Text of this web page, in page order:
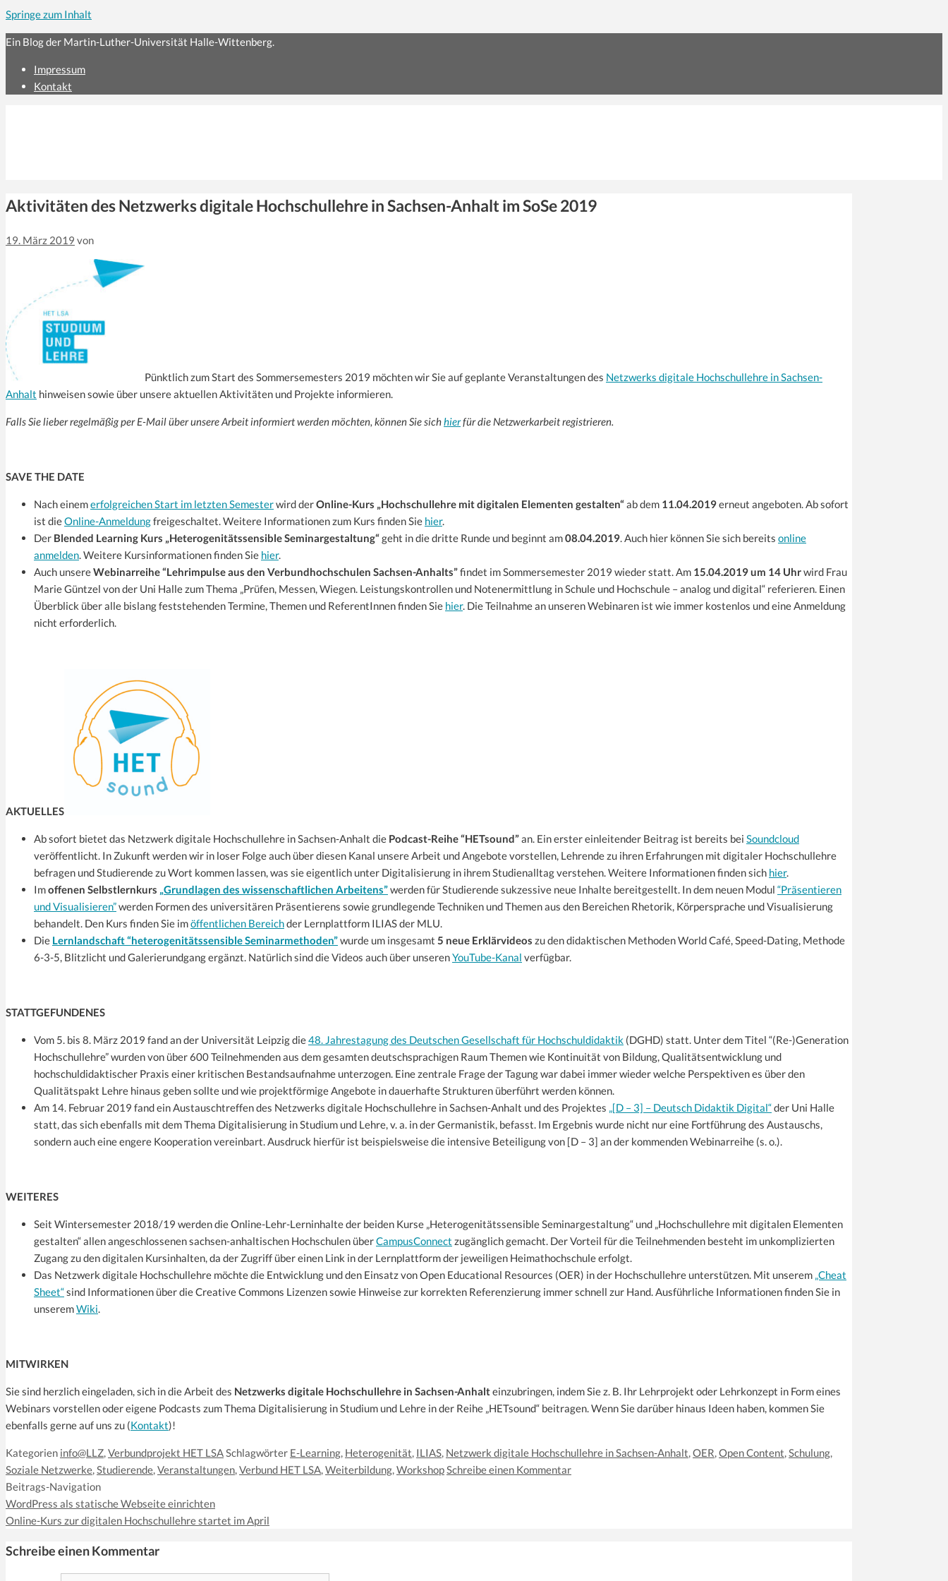
Springe zum Inhalt
Ein Blog der Martin-Luther-Universität Halle-Wittenberg.
Impressum
Kontakt
Aktivitäten des Netzwerks digitale Hochschullehre in Sachsen-Anhalt im SoSe 2019
19. März 2019 von
Pünktlich zum Start des Sommersemesters 2019 möchten wir Sie auf geplante Veranstaltungen des Netzwerks digitale Hochschullehre in Sachsen-
Anhalt hinweisen sowie über unsere aktuellen Aktivitäten und Projekte informieren.
Falls Sie lieber regelmäßig per E-Mail über unsere Arbeit informiert werden möchten, können Sie sichhierfür die Netzwerkarbeit registrieren.
SAVE THE DATE
Nach einemerfolgreichen Start im letzten Semesterwird derOnline-Kurs „Hochschullehre mit digitalen Elementen gestalten“ab dem 11.04.2019erneut angeboten. Ab sofort
ist dieOnline-Anmeldungfreigeschaltet. Weitere Informationen zum Kurs finden Sie hier.
Der Blended Learning Kurs „Heterogenitätssensible Seminargestaltung“geht in die dritte Runde und beginnt am08.04.2019. Auch hier können Sie sich bereits online
anmelden. Weitere Kursinformationen finden Sie hier.
Auch unsereWebinarreihe “Lehrimpulse aus den Verbundhochschulen Sachsen-Anhalts”findet im Sommersemester 2019 wieder statt. Am 15.04.2019 um 14 Uhrwird Frau
Marie Güntzel von der Uni Halle zum Thema „Prüfen, Messen, Wiegen. Leistungskontrollen und Notenermittlung in Schule und Hochschule – analog und digital“ referieren. Einen
Überblick über alle bislang feststehenden Termine, Themen und ReferentInnen finden Sie hier. Die Teilnahme an unseren Webinaren ist wie immer kostenlos und eine Anmeldung
nicht erforderlich.
AKTUELLES
Ab sofort bietet das Netzwerk digitale Hochschullehre in Sachsen-Anhalt die Podcast-Reihe “HETsound”an. Ein erster einleitender Beitrag ist bereits bei Soundcloud
veröffentlicht. In Zukunft werden wir in loser Folge auch über diesen Kanal unsere Arbeit und Angebote vorstellen, Lehrende zu ihren Erfahrungen mit digitaler Hochschullehre
befragen und Studierende zu Wort kommen lassen, was sie eigentlich unter Digitalisierung in ihrem Studienalltag verstehen. Weitere Informationen finden sich hier.
Imoffenen Selbstlernkurs „Grundlagen des wissenschaftlichen Arbeitens”werden für Studierende sukzessive neue Inhalte bereitgestellt. In dem neuen Modul “Präsentieren
und Visualisieren”werden Formen des universitären Präsentierens sowie grundlegende Techniken und Themen aus den Bereichen Rhetorik, Körpersprache und Visualisierung
behandelt. Den Kurs finden Sie imöffentlichen Bereichder Lernplattform ILIAS der MLU.
Die Lernlandschaft “heterogenitätssensible Seminarmethoden”wurde um insgesamt 5 neue Erklärvideos zu den didaktischen Methoden World Café, Speed-Dating, Methode
6-3-5, Blitzlicht und Galerierundgang ergänzt. Natürlich sind die Videos auch über unserenYouTube-Kanal verfügbar.
STATTGEFUNDENES
Vom 5. bis 8. März 2019 fand an der Universität Leipzig die48. Jahrestagung des Deutschen Gesellschaft für Hochschuldidaktik (DGHD) statt. Unter dem Titel “(Re-)Generation
Hochschullehre” wurden von über 600 Teilnehmenden aus dem gesamten deutschsprachigen Raum Themen wie Kontinuität von Bildung, Qualitätsentwicklung und
hochschuldidaktischer Praxis einer kritischen Bestandsaufnahme unterzogen. Eine zentrale Frage der Tagung war dabei immer wieder welche Perspektiven es über den
Qualitätspakt Lehre hinaus geben sollte und wie projektförmige Angebote in dauerhafte Strukturen überführt werden können.
Am 14. Februar 2019 fand ein Austauschtreffen des Netzwerks digitale Hochschullehre in Sachsen-Anhalt und des Projektes „[D – 3] – Deutsch Didaktik Digital“der Uni Halle
statt, das sich ebenfalls mit dem Thema Digitalisierung in Studium und Lehre, v. a. in der Germanistik, befasst. Im Ergebnis wurde nicht nur eine Fortführung des Austauschs,
sondern auch eine engere Kooperation vereinbart. Ausdruck hierfür ist beispielsweise die intensive Beteiligung von [D – 3] an der kommenden Webinarreihe (s. o.).
WEITERES
Seit Wintersemester 2018/19 werden die Online-Lehr-Lerninhalte der beiden Kurse „Heterogenitätssensible Seminargestaltung“ und „Hochschullehre mit digitalen Elementen
gestalten“ allen angeschlossenen sachsen-anhaltischen Hochschulen überCampusConnect zugänglich gemacht. Der Vorteil für die Teilnehmenden besteht im unkomplizierten
Zugang zu den digitalen Kursinhalten, da der Zugriff über einen Link in der Lernplattform der jeweiligen Heimathochschule erfolgt.
Das Netzwerk digitale Hochschullehre möchte die Entwicklung und den Einsatz von Open Educational Resources (OER) in der Hochschullehre unterstützen. Mit unserem „Cheat
Sheet“sind Informationen über die Creative Commons Lizenzen sowie Hinweise zur korrekten Referenzierung immer schnell zur Hand. Ausführliche Informationen finden Sie in
unseremWiki.
MITWIRKEN
Sie sind herzlich eingeladen, sich in die Arbeit des Netzwerks digitale Hochschullehre in Sachsen-Anhalteinzubringen, indem Sie z. B. Ihr Lehrprojekt oder Lehrkonzept in Form eines
Webinars vorstellen oder eigene Podcasts zum Thema Digitalisierung in Studium und Lehre in der Reihe „HETsound“ beitragen. Wenn Sie darüber hinaus Ideen haben, kommen Sie
ebenfalls gerne auf uns zu (Kontakt)!
Kategorien info@LLZ,Verbundprojekt HET LSASchlagwörter E-Learning, Heterogenität, ILIAS, Netzwerk digitale Hochschullehre in Sachsen-Anhalt,OER,Open Content,Schulung,
Soziale Netzwerke,Studierende,Veranstaltungen,Verbund HET LSA,Weiterbildung,WorkshopSchreibe einen Kommentar
Beitrags-Navigation
WordPress als statische Webseite einrichten
Online-Kurs zur digitalen Hochschullehre startet im April
Schreibe einen Kommentar